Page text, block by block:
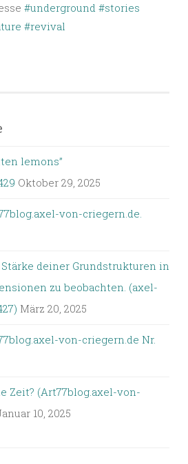
#underground #stories
#revival
lemons”
Oktober 29, 2025
von-criegern.de.
deiner Grundstrukturen in
zu beobachten. (axel-
März 20, 2025
von-criegern.de Nr.
Zeit? (Art77blog.axel-von-
10, 2025